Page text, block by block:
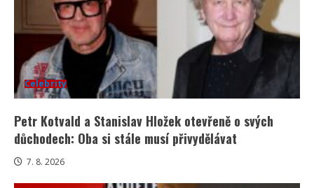
Celebrity
Petr Kotvald a Stanislav Hložek otevřeně o svých
důchodech: Oba si stále musí přivydělávat
7. 8. 2026